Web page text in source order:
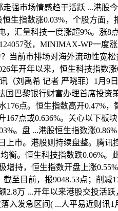
强市场情感趋于活跃 ...港股
指数涨0.03%，个股方面，
，汇量科技一度涨超9%。涨
张，MINIMAX-WP一度
当前市排场对海外流动性宽
年开年以来，恒生科技指数
（刘禹希 记者 严晓菲）1月
巴黎银行财富办理首席投
点。恒生指数高开0.47%，
点或0.636%。关心以下板
。盘 ...港股恒生指数涨
市。港股则持续盘整。腾讯
。恒生科技指数跌0.06%。
持，恒生指数开盘上涨
至目前，报9048.53点；削减
万 ...开年以来港股交投活
入发急区间( ...人平易近财讯